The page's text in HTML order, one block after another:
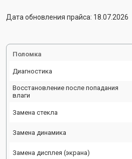
Дата обновления прайса: 18.07.2026
Поломка
Диагностика
Восстановление после попадания
влаги
Замена стекла
Замена динамика
Замена дисплея (экрана)